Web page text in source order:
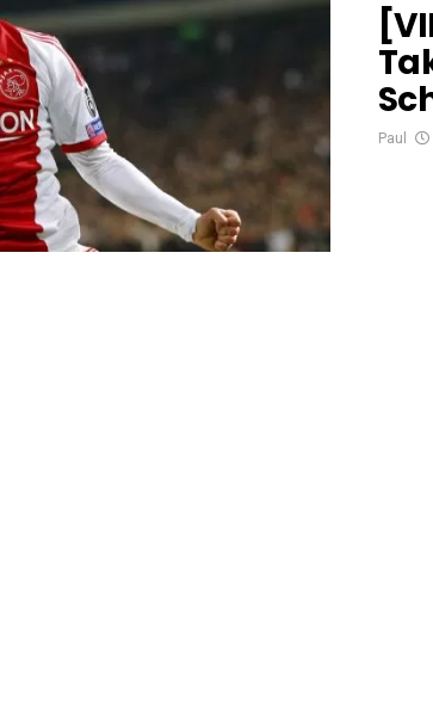
Paul